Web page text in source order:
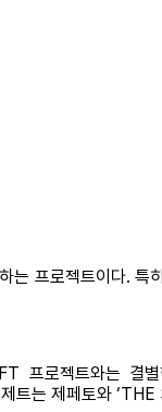
프로젝트이다. 특
로젝트와는 결
트는 제페토와